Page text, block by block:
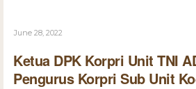
June 28, 2022
Ketua DPK Korpri Unit TNI
Pengurus Korpri Sub Unit